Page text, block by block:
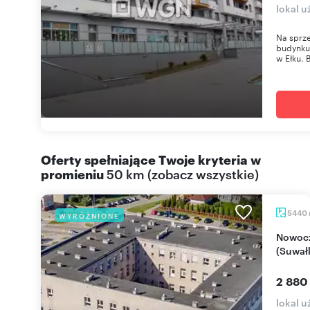
lokal
Na
w Ełku.
Oferty spełniające Twoje kryteria w
promieniu50 km (zobacz wszystkie)
WYRÓŻNIONE 5440
Nowoczesny biurowiec 5440 m² z parkingiem
2
lokal